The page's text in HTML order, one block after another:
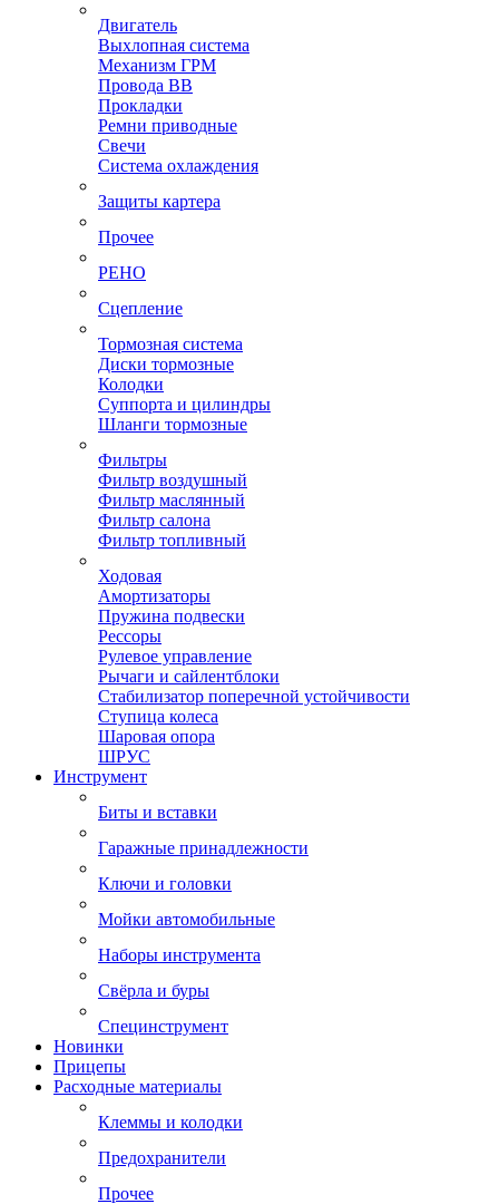
Двигатель
Выхлопная система
Механизм ГРМ
Провода ВВ
Прокладки
Ремни приводные
Свечи
Система охлаждения
Защиты картера
Прочее
РЕНО
Сцепление
Тормозная система
Диски тормозные
Колодки
Суппорта и цилиндры
Шланги тормозные
Фильтры
Фильтр воздушный
Фильтр маслянный
Фильтр салона
Фильтр топливный
Ходовая
Амортизаторы
Пружина подвески
Рессоры
Рулевое управление
Рычаги и сайлентблоки
Стабилизатор поперечной устойчивости
Ступица колеса
Шаровая опора
ШРУС
Инструмент
Биты и вставки
Гаражные принадлежности
Ключи и головки
Мойки автомобильные
Наборы инструмента
Свёрла и буры
Специнструмент
Новинки
Прицепы
Расходные материалы
Клеммы и колодки
Предохранители
Прочее